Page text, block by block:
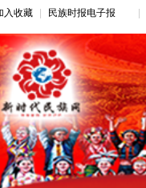
入收藏 民族时报电子报